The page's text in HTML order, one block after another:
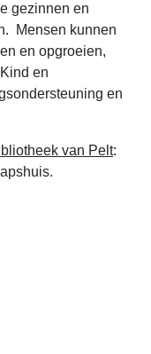
gezinnen en
Mensen kunnen
en opgroeien,
en
en
van Pelt: